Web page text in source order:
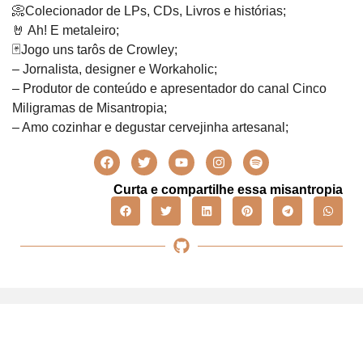
📀Colecionador de LPs, CDs, Livros e histórias;
🤘 Ah! E metaleiro;
🃏Jogo uns tarôs de Crowley;
– Jornalista, designer e Workaholic;
– Produtor de conteúdo e apresentador do canal Cinco
Miligramas de Misantropia;
– Amo cozinhar e degustar cervejinha artesanal;
Curta e compartilhe essa misantropia